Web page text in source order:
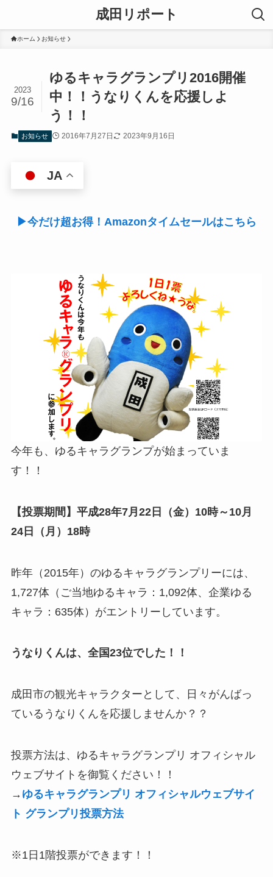
成田リポート
ホーム お知らせ
ゆるキャラグランプリ2016開催
中！！うなりくんを応援しよ
う！！
2023
9/16
お知らせ 2016年7月27日 2023年9月16日
JA
▶今だけ超お得！Amazonタイムセールはこちら
今年も、ゆるキャラグランプが始まっていま
す！！
【投票期間】平成28年7月22日（金）10時～10月
24日（月）18時
昨年（2015年）のゆるキャラグランプリーには、
1,727体（ご当地ゆるキャラ：1,092体、企業ゆる
キャラ：635体）がエントリーしています。
うなりくんは、全国23位でした！！
成田市の観光キャラクターとして、日々がんばっ
ているうなりくんを応援しませんか？？
投票方法は、ゆるキャラグランプリ オフィシャル
ウェブサイトを御覧ください！！
→ ゆるキャラグランプリ オフィシャルウェブサイ
ト グランプリ投票方法
※1日1階投票ができます！！